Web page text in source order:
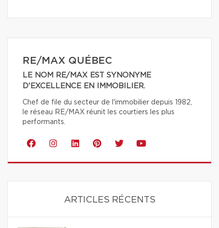
RE/MAX QUÉBEC
LE NOM RE/MAX EST SYNONYME
D'EXCELLENCE EN IMMOBILIER.
Chef de file du secteur de l'immobilier depuis 1982,
le réseau RE/MAX réunit les courtiers les plus
performants.
ARTICLES RÉCENTS